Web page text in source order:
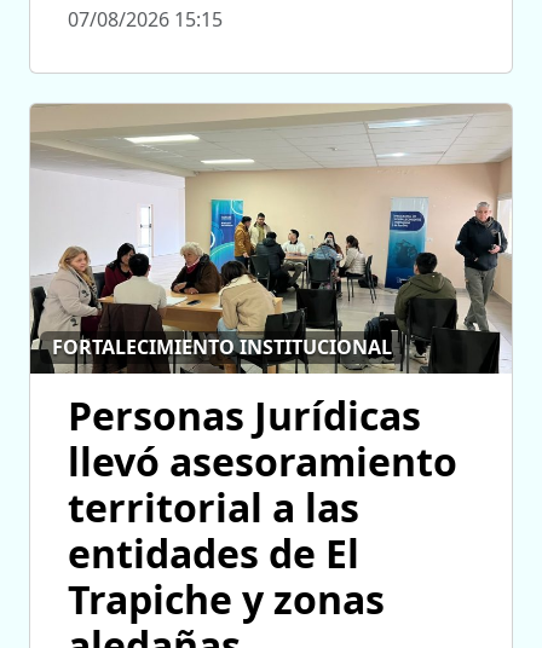
07/08/2026 15:15
FORTALECIMIENTO INSTITUCIONAL
Personas Jurídicas
llevó asesoramiento
territorial a las
entidades de El
Trapiche y zonas